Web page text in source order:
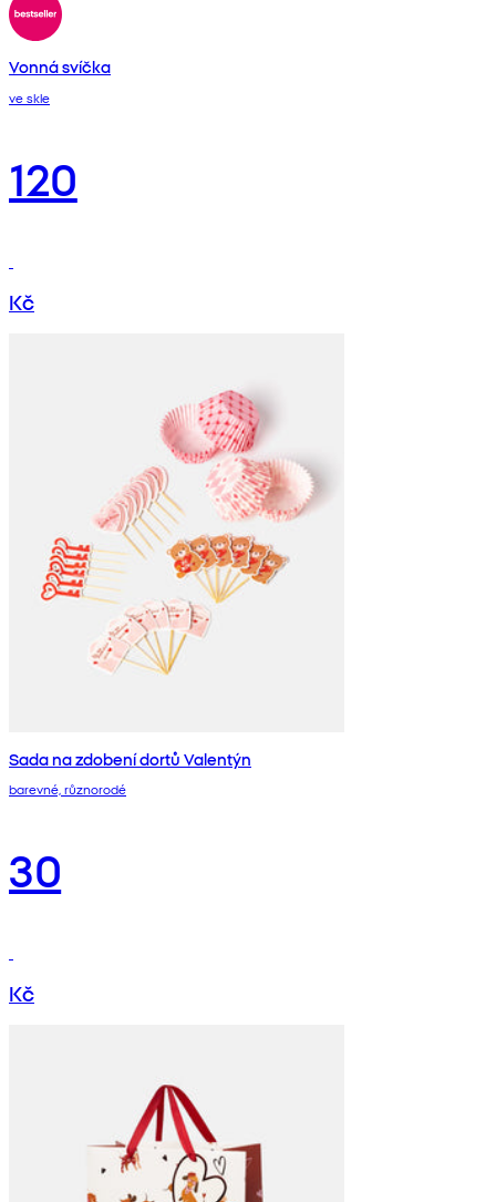
Vonná svíčka
ve skle
120
Kč
Sada na zdobení dortů Valentýn
barevné, různorodé
30
Kč